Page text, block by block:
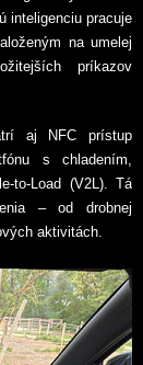
inteligenciu pracuje
na umelej
príkazov
aj NFC prístup
s chladením,
to-Load (V2L). Tá
– od drobnej
aktivitách.